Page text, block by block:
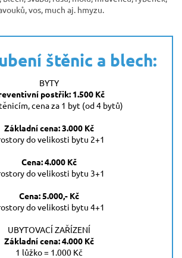
vos, much aj. hmyzu.
štěnic a blech:
BYTY
postřik: 1.500 Kč
cena za 1 byt (od 4 bytů)
Základní cena: 3.000 Kč
do velikosti bytu 2+1
Cena: 4.000 Kč
do velikosti bytu 3+1
Cena: 5.000,- Kč
do velikosti bytu 4+1
UBYTOVACÍ ZAŘÍZENÍ
Základní cena: 4.000 Kč
1 lůžko = 1.000 Kč